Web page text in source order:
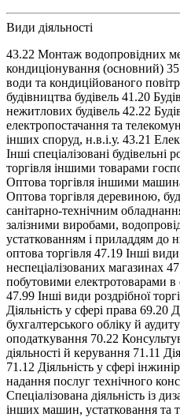
Види діяльності
43.22 Монтаж водопровідних
кондиціонування (основний)
води та кондиційованого
будівництва будівель 41.20
нежитлових будівель 42.22
електропостачання та
інших споруд, н.в.і.у. 43.21
Інші спеціалізовані
торгівля іншими товарами
Оптова торгівля іншими
Оптова торгівля деревиною,
санітарно-технічним
залізними виробами,
устаткованням і приладдям до
оптова торгівля 47.19 Інші види
неспеціалізованих магазинах
побутовими електротоварами в
47.99 Інші види роздрібної
Діяльність у сфері права 69.20
бухгалтерського обліку й
оподаткування 70.22
діяльності й керування 71.11
71.12 Діяльність у сфері
надання послуг технічного
Спеціалізована діяльність із
інших машин, устатковання та